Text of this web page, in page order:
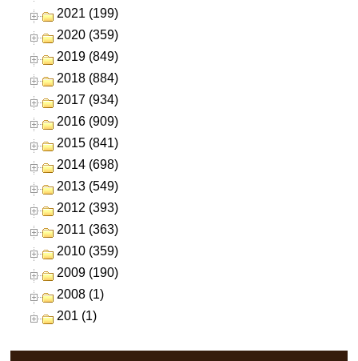
2021 (199)
2020 (359)
2019 (849)
2018 (884)
2017 (934)
2016 (909)
2015 (841)
2014 (698)
2013 (549)
2012 (393)
2011 (363)
2010 (359)
2009 (190)
2008 (1)
201 (1)